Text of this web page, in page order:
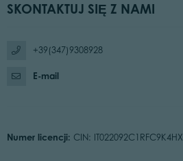
SKONTAKTUJ SIĘ Z NAMI
+39(347)9308928
E-mail
Numer licencji: CIN: IT022092C1RFC9K4HX